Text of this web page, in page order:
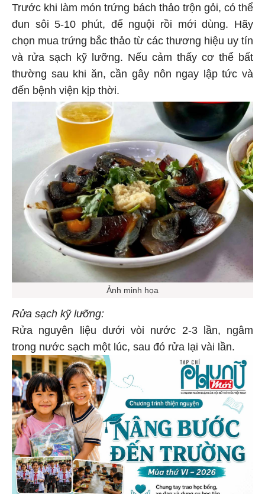
Trước khi làm món trứng bách thảo trộn gỏi, có thể
đun sôi 5-10 phút, để nguội rồi mới dùng. Hãy
chọn mua trứng bắc thảo từ các thương hiệu uy tín
và rửa sạch kỹ lưỡng. Nếu cảm thấy cơ thể bất
thường sau khi ăn, cần gây nôn ngay lập tức và
đến bệnh viện kịp thời.
Ảnh minh họa
Rửa sạch kỹ lưỡng:
Rửa nguyên liệu dưới vòi nước 2-3 lần, ngâm
trong nước sạch một lúc, sau đó rửa lại vài lần.